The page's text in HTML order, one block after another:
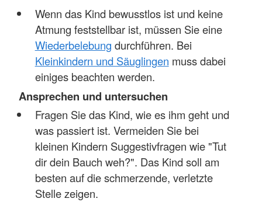
Wenn das Kind bewusstlos ist und keine
Atmung feststellbar ist, müssen Sie eine
Wiederbelebung durchführen. Bei
Kleinkindern und Säuglingen muss dabei
einiges beachten werden.
Ansprechen und untersuchen
Fragen Sie das Kind, wie es ihm geht und
was passiert ist. Vermeiden Sie bei
kleinen Kindern Suggestivfragen wie "Tut
dir dein Bauch weh?". Das Kind soll am
besten auf die schmerzende, verletzte
Stelle zeigen.